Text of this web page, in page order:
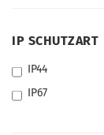
IP
IP SCHUTZART
IP44
IP67